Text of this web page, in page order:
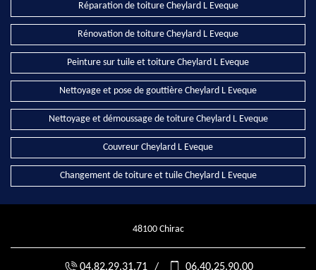
Réparation de toiture Cheylard L Eveque
Rénovation de toiture Cheylard L Eveque
Peinture sur tuile et toiture Cheylard L Eveque
Nettoyage et pose de gouttière Cheylard L Eveque
Nettoyage et démoussage de toiture Cheylard L Eveque
Couvreur Cheylard L Eveque
Changement de toiture et tuile Cheylard L Eveque
48100 Chirac
04.82.29.31.71 / 06.40.25.90.00